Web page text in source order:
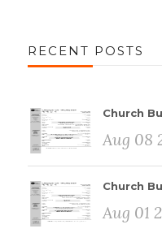
RECENT POSTS
Church
Aug 08
Church
Aug 01